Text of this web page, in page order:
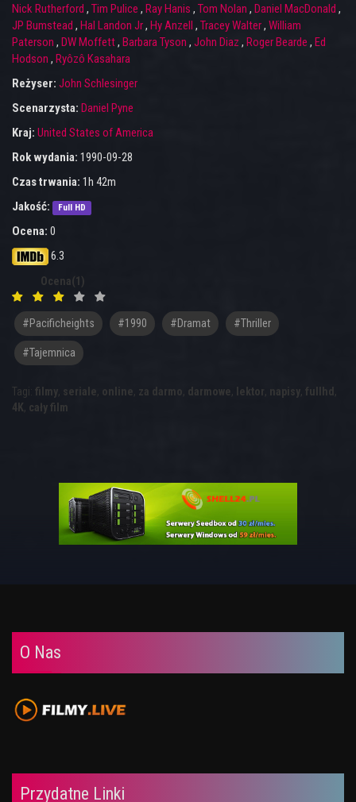
Nick Rutherford , Tim Pulice , Ray Hanis , Tom Nolan , Daniel MacDonald ,
JP Bumstead , Hal Landon Jr, Hy Anzell , Tracey Walter, William
Paterson , DW Moffett, Barbara Tyson , John Diaz , Roger Bearde , Ed
Hodson , Ryôzô Kasahara
Reżyser: John Schlesinger
Scenarzysta: Daniel Pyne
Kraj: United States of America
Rok wydania: 1990-09-28
Czas trwania: 1h 42m
Jakość:
Full HD
Ocena: 0
6.3
Ocena(1)
#pacificheights #1990 #Dramat #Thriller
#Tajemnica
Tagi: filmy, seriale, online, za darmo, darmowe, lektor, napisy, fullhd ,
4K, cały film
O Nas
Przydatne Linki